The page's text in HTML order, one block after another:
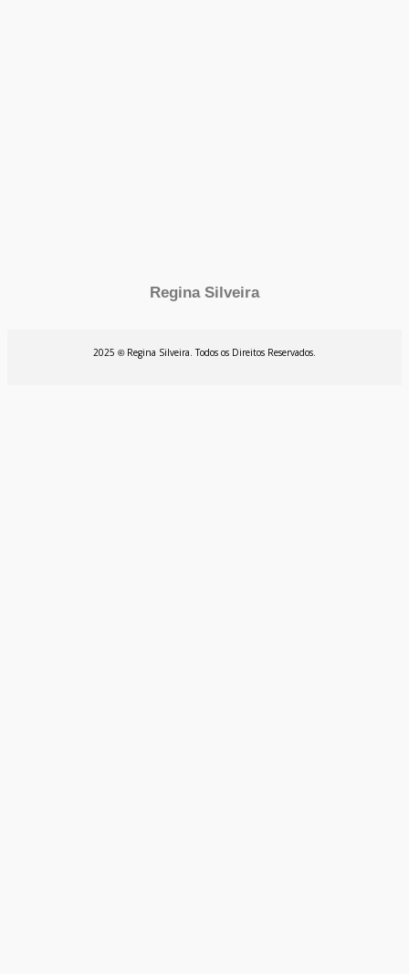
Regina Silveira
2025 © Regina Silveira. Todos os Direitos Reservados.